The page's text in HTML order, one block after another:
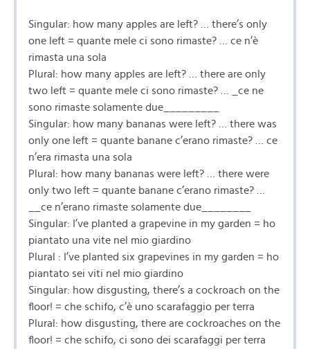
Singular: how many apples are left? … there’s only
one left = quante mele ci sono rimaste? … ce n’è
rimasta una sola
Plural: how many apples are left? … there are only
two left = quante mele ci sono rimaste? … _ce ne
sono rimaste solamente due_________
Singular: how many bananas were left? … there was
only one left = quante banane c’erano rimaste? … ce
n’era rimasta una sola
Plural: how many bananas were left? … there were
only two left = quante banane c’erano rimaste? …
__ce n’erano rimaste solamente due________
Singular: I’ve planted a grapevine in my garden = ho
piantato una vite nel mio giardino
Plural : I’ve planted six grapevines in my garden = ho
piantato sei viti nel mio giardino
Singular: how disgusting, there’s a cockroach on the
floor! = che schifo, c’è uno scarafaggio per terra
Plural: how disgusting, there are cockroaches on the
floor! = che schifo, ci sono dei scarafaggi per terra